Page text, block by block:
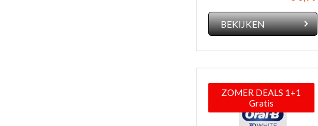
BEKIJKEN
ZOMER DEALS 1+1
Gratis